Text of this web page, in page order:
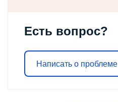
Есть вопрос?
Написать о проблеме